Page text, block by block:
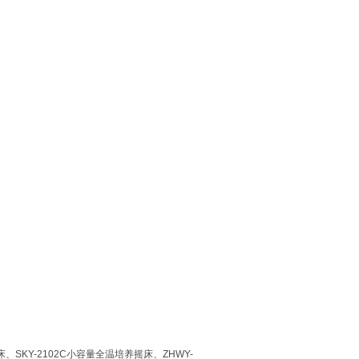
SKY-2102C小容量全温培养摇床、ZHWY-